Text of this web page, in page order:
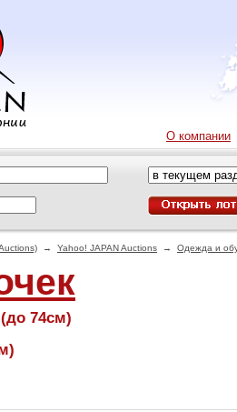
О компании
→ Yahoo! JAPAN Auctions → Одежда и
74см)